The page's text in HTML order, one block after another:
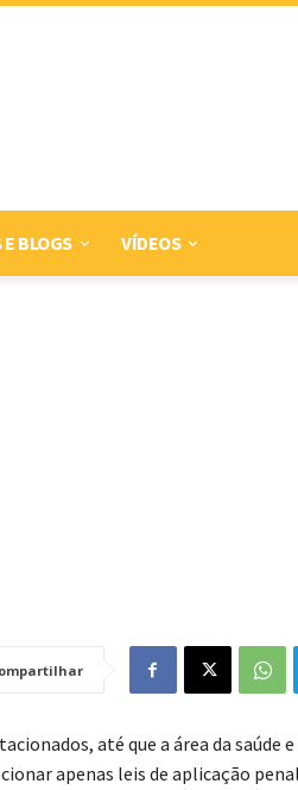
BLOGS VÍDEOS
até que a área da saúde e
apenas leis de aplicação